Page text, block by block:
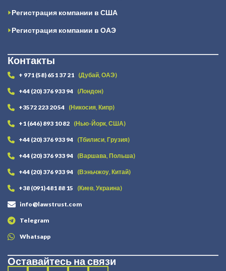
Регистрация компании в США
Регистрация компании в ОАЭ
Контакты
+ 971 (58) 651 37 21 (Дубай, ОАЭ)
+44 (20) 376 933 94 (Лондон)
+3572 223 20 54 (Никосия, Кипр)
+1 (646) 893 10 82 (Нью-Йорк, США)
+44 (20) 376 933 94 (Тбилиси, Грузия)
+44 (20) 376 933 94 (Варшава, Польша)
+44 (20) 376 933 94 (Вэньчжоу, Китай)
+38 (091) 481 88 15 (Киев, Украина)
info@lawstrust.com
Telegram
Whatsapp
Оставайтесь на связи